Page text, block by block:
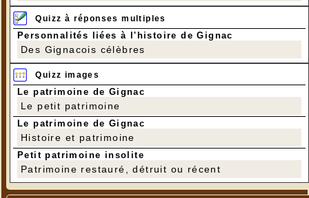
Quizz à réponses multiples
Personnalités liées à l'histoire de Gignac
Des Gignacois célèbres
Quizz images
Le patrimoine de Gignac
Le petit patrimoine
Le patrimoine de Gignac
Histoire et patrimoine
Petit patrimoine insolite
Patrimoine restauré, détruit ou récent